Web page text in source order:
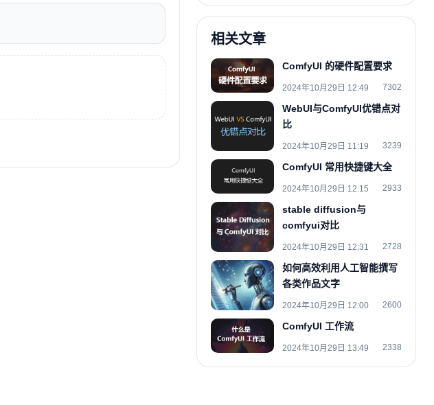
相关文章
ComfyUI 的硬件配置要求
2024年10月29日 12:49 7302
WebUI与ComfyUI优错点对
比
2024年10月29日 11:19 3239
ComfyUI 常用快捷键大全
2024年10月29日 12:15 2933
stable diffusion与
comfyui对比
2024年10月29日 12:31 2728
如何高效利用人工智能撰写
各类作品文字
2024年10月29日 12:00 2600
ComfyUI 工作流
2024年10月29日 13:49 2338